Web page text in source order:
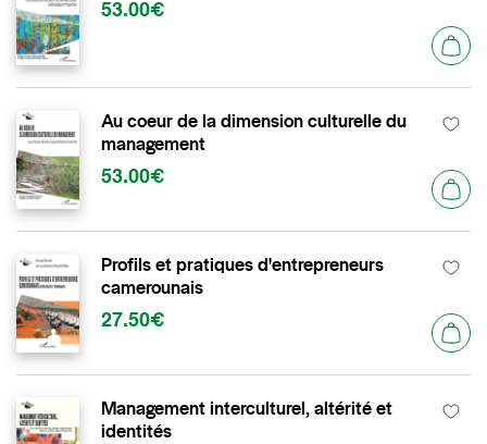
53.00€
Au coeur de la dimension culturelle du
management
53.00€
Profils et pratiques d'entrepreneurs
camerounais
27.50€
Management interculturel, altérité et
identités